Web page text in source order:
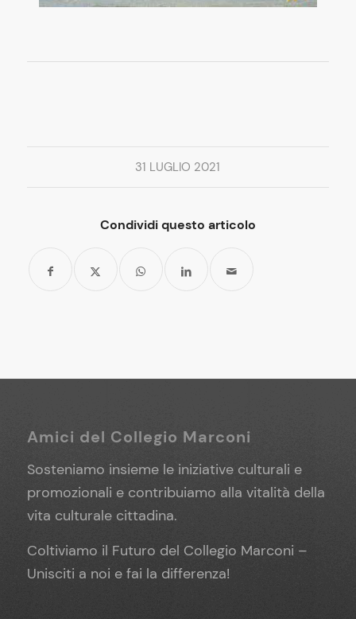
31 LUGLIO 2021
Condividi questo articolo
Amici del Collegio Marconi
Sosteniamo insieme le iniziative culturali e
promozionali e contribuiamo alla vitalità della
vita culturale cittadina.
Coltiviamo il Futuro del Collegio Marconi –
Unisciti a noi e fai la differenza!